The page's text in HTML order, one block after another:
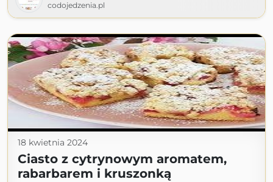
codojedzenia.pl
18 kwietnia 2024
Ciasto z cytrynowym aromatem,
rabarbarem i kruszonką